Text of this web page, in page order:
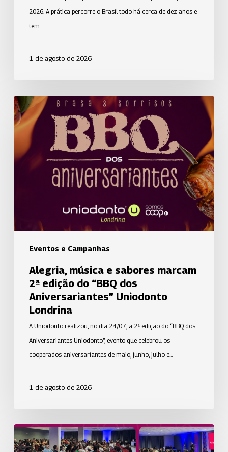
2026. A prática percorre o Brasil todo há cerca de dez anos e
tem…
1 de agosto de 2026
Eventos e Campanhas
Alegria,
música
e
sabores
marcam
“BBQ
dos
Aniversariantes”
Londrina
Alegria, música e sabores marcam
2ª edição do “BBQ dos
Aniversariantes” Uniodonto
Londrina
A Uniodonto realizou, no dia 24/07, a 2ª edição do “BBQ dos
Aniversariantes Uniodonto”, evento que celebrou os
cooperados aniversariantes de maio, junho, julho e…
1 de agosto de 2026
A
Uniodonto